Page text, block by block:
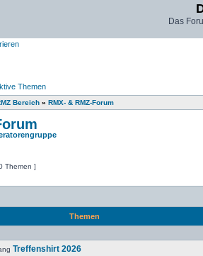
Das
Themen
Bereich » RMX- & RMZ-Forum
Themen ]
Themen
Treffenshirt 2026